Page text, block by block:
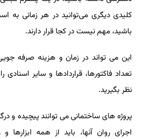
کلیدی دیگری می‌توانید در هر زمانی به
باشید، مهم نیست در کجا قرار دارند.
این می تواند در زمان و هزینه صرفه
تعداد فاکتورها، قراردادها و سایر
نظر بگیرید.
پروژه های ساختمانی می توانند پیچیده و
اجرای روان آنها، باید از همه